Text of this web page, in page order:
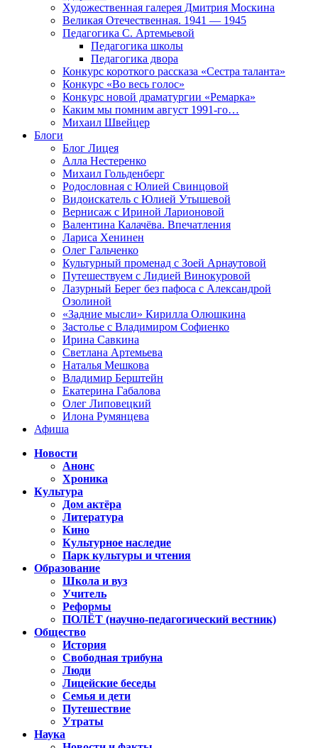
Художественная галерея Дмитрия Москина
Великая Отечественная. 1941 — 1945
Педагогика С. Артемьевой
Педагогика школы
Педагогика двора
Конкурс короткого рассказа «Сестра таланта»
Конкурс «Во весь голос»
Конкурс новой драматургии «Ремарка»
Каким мы помним август 1991-го…
Михаил Швейцер
Блоги
Блог Лицея
Алла Нестеренко
Михаил Гольденберг
Родословная с Юлией Свинцовой
Видоискатель с Юлией Утышевой
Вернисаж с Ириной Ларионовой
Валентина Калачёва. Впечатления
Лариса Хенинен
Олег Гальченко
Культурный променад с Зоей Арнаутовой
Путешествуем с Лидией Винокуровой
Лазурный Берег без пафоса с Александрой
Озолиной
«Задние мысли» Кирилла Олюшкина
Застолье с Владимиром Софиенко
Ирина Савкина
Светлана Артемьева
Наталья Мешкова
Владимир Берштейн
Екатерина Габалова
Олег Липовецкий
Илона Румянцева
Афиша
Новости
Анонс
Хроника
Культура
Дом актёра
Литература
Кино
Культурное наследие
Парк культуры и чтения
Образование
Школа и вуз
Учитель
Реформы
ПОЛЁТ (научно-педагогический вестник)
Общество
История
Свободная трибуна
Люди
Лицейские беседы
Семья и дети
Путешествие
Утраты
Наука